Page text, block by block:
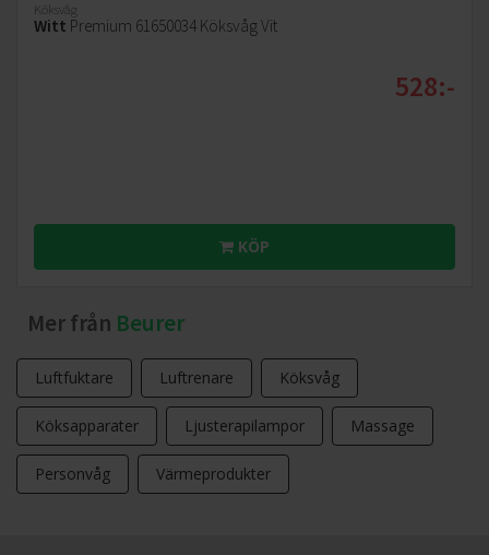
Köksvåg
Witt Premium 61650034 Köksvåg Vit
528:-
KÖP
Mer från Beurer
Luftfuktare Luftrenare Köksvåg
Köksapparater Ljusterapilampor Massage
Personvåg Värmeprodukter